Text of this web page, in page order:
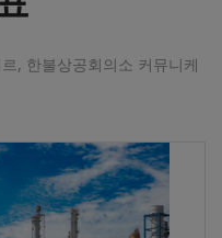
, 한불상공회의소 커뮤니케